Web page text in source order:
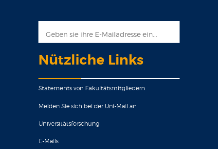
Nützliche Links
Statements von Fakultätsmitgliedern
Melden Sie sich bei der Uni-Mail an
Universitätsforschung
E-Mails